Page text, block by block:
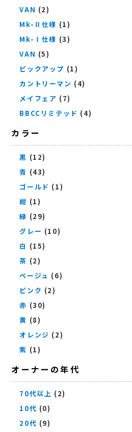
VAN (2)
Mk-Ⅱ仕様 (1)
Mk-Ⅰ仕様 (3)
VAN (5)
ピックアップ (1)
カントリーマン (4)
メイフェア (7)
BBCCリミテッド (4)
カラー
黒 (12)
青 (43)
ゴールド (1)
紺 (1)
緑 (29)
グレー (10)
白 (15)
茶 (2)
ベージュ (6)
ピンク (2)
赤 (30)
黄 (8)
オレンジ (2)
紫 (1)
オーナーの年代
70代以上 (2)
10代 (0)
20代 (9)